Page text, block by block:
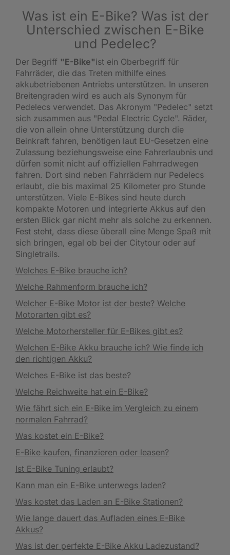
Was ist ein E-Bike? Was ist der
Unterschied zwischen E-Bike
und Pedelec?
Der Begriff "E-Bike"ist ein Oberbegriff für
Fahrräder, die das Treten mithilfe eines
akkubetriebenen Antriebs unterstützen. In unseren
Breitengraden wird es auch als Synonym für
Pedelecs verwendet. Das Akronym "Pedelec" setzt
sich zusammen aus "Pedal Electric Cycle". Räder,
die von allein ohne Unterstützung durch die
Beinkraft fahren, benötigen laut EU-Gesetzen eine
Zulassung beziehungsweise eine Fahrerlaubnis und
dürfen somit nicht auf offiziellen Fahrradwegen
fahren. Dort sind neben Fahrrädern nur Pedelecs
erlaubt, die bis maximal 25 Kilometer pro Stunde
unterstützen. Viele E-Bikes sind heute durch
kompakte Motoren und integrierte Akkus auf den
ersten Blick gar nicht mehr als solche zu erkennen.
Fest steht, dass diese überall eine Menge Spaß mit
sich bringen, egal ob bei der Citytour oder auf
Singletrails.
Welches E-Bike brauche ich?
Welche Rahmenform brauche ich?
Welcher E-Bike Motor ist der beste? Welche
Motorarten gibt es?
Welche Motorhersteller für E-Bikes gibt es?
Welchen E-Bike Akku brauche ich? Wie finde ich
den richtigen Akku?
Welches E-Bike ist das beste?
Welche Reichweite hat ein E-Bike?
Wie fährt sich ein E-Bike im Vergleich zu einem
normalen Fahrrad?
Was kostet ein E-Bike?
E-Bike kaufen, finanzieren oder leasen?
Ist E-Bike Tuning erlaubt?
Kann man ein E-Bike unterwegs laden?
Was kostet das Laden an E-Bike Stationen?
Wie lange dauert das Aufladen eines E-Bike
Akkus?
Was ist der perfekte E-Bike Akku Ladezustand?